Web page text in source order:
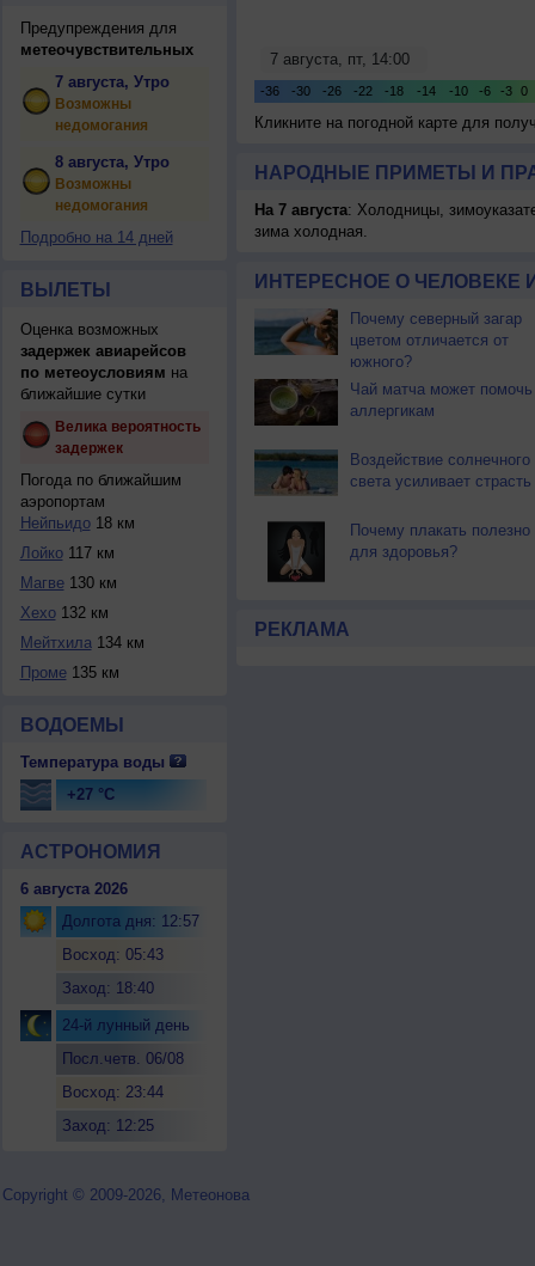
Предупреждения для
метеочувствительных
7 августа, Утро
Возможны
недомогания
8 августа, Утро
Возможны
недомогания
Подробно на 14 дней
ВЫЛЕТЫ
Оценка возможных
задержек авиарейсов
по метеоусловиям на
ближайшие сутки
Велика вероятность
задержек
Погода по ближайшим
аэропортам
Нейпьидо18 км
Лойко117 км
Магве130 км
Хехо132 км
Мейтхила134 км
Проме135 км
ВОДОЕМЫ
Температура воды
+27 °C
АСТРОНОМИЯ
6 августа 2026
Долгота дня: 12:57
Восход: 05:43
Заход: 18:40
24-й лунный день
Посл.четв. 06/08
Восход: 23:44
Заход: 12:25
Кликните на погодной карте для
НАРОДНЫЕ ПРИМЕТЫ И
На 7 августа: Холодницы,
зима холодная.
ИНТЕРЕСНОЕ О ЧЕЛОВЕКЕ
Почему северный загар
цветом отличается от
южного?
Чай матча может помочь
аллергикам
Воздействие солнечного
света усиливает страсть
Почему плакать полезно
для здоровья?
РЕКЛАМА
Copyright © 2009-2026, Метеонова